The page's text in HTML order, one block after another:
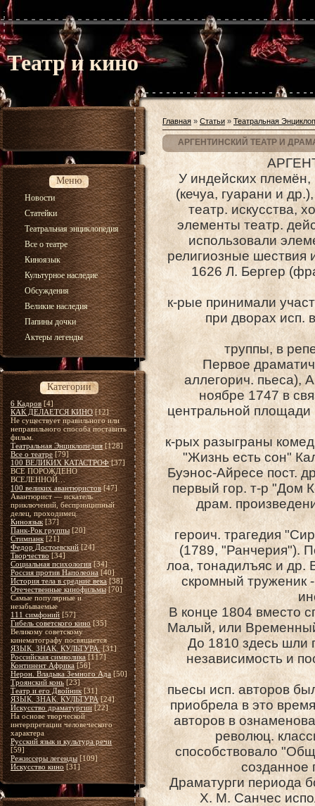
Театр и кино
Меню
Новости
Статейки
Театральная энциклопедия
Все о театре
Киноязык
Культурное наследие
Обсуждения
Великие наследия
Папины дочки
Актеры легенды
Категории
6 Кадров [4]
КАК ДЕЛАЕТСЯ КИНО [12]
Не существует правильного или
неправильного способа поставить
фильм.
Театральная Энциклопедия [128]
Все о театре [79]
100 ВЕЛИКИХ КАТАСТРОФ [37]
ВСЕ ПОРОЖДЕНО
ВСЕЛЕННОЙ…
100 великих авантюристов [47]
Авантюрист — искатель
приключений, беспринципный
делец, проходимец.
Киноязык [37]
Панк-Рок группы [20]
Стимпанк [21]
Федор Достоевский [24]
Творчество [34]
Социальная психология [34]
Россия против Наполеона [40]
История тела в средние века [38]
Отечественные кинофильмы [70]
Самые популярные и
незабываемые
111 симфоний [57]
Гибель советского кино [35]
Великому советскому
кинематографу посвящается
ЯЗЫК. ЗНАК. КУЛЬТУРА. [31]
Российская символика [117]
Континент Африка [56]
Нерон. Владыка Земного Ада [50]
Троянский конь [23]
Театр и его Двойник [31]
ЯЗЫК. ЗНАК. КУЛЬТУРА [24]
Искусство драматургии [22]
На основе творческой
интерпретации человеческого
характера
Русский язык и культура речи
[59]
Режиссеры легенды [109]
Искусство кино [31]
Главная » Статьи » Театральная
АРГЕНТИНСКИЙ ТЕАТР И
У индейских
(кечуа, гуарани и
театр. искусства,
элементы театр.
использовали
религиозные шествия
1626 Л. Бергер
к-рые принимали
при дворах исп.
труппы, в
Первое
аллегорич. пьеса),
ноябре 1747 в
центральной площади
к-рых разыграны
"Жизнь есть сон"
Буэнос-Айресе пост.
первый гор. т-р "Дом
драм.
героич. трагедия
(1789, "Ранчерия").
лоа, тонадилъяс и др.
скромный труженик
В конце 1804 вместо
Малый, или
До 1810 здесь шли
независимость и
пьесы исп. авторов
приобрела в это
авторов в
революц.
способствовало
созданное
Драматурги периода
X. М. Санчес